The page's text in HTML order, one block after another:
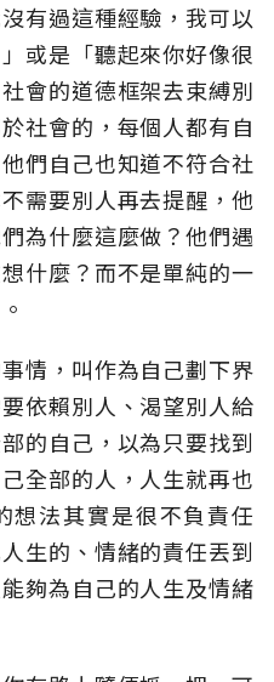
有過這種經驗，我可以
或是「聽起來你好像很
會的道德框架去束縛別
社會的，每個人都有自
們自己也知道不符合社
需要別人再去提醒，他
為什麼這麼做？他們遇
什麼？而不是單純的一
情，叫作為自己劃下界
依賴別人、渴望別人給
的自己，以為只要找到
全部的人，人生就再也
想法其實是很不負責任
生的、情緒的責任丟到
夠為自己的人生及情緒